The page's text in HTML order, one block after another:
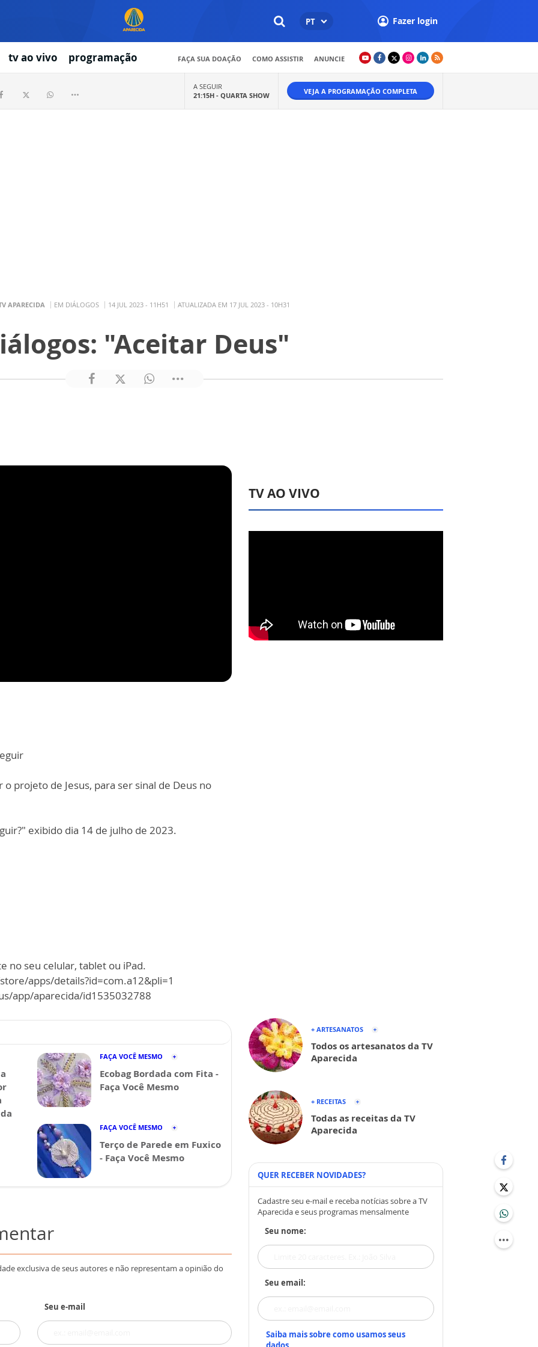
PT Fazer login
tv ao vivo programação FAÇA SUA DOAÇÃO COMO ASSISTIR ANUNCIE
A SEGUIR
21:15H - QUARTA SHOW VEJA A PROGRAMAÇÃO COMPLETA
APARECIDA EM DIÁLOGOS 14 JUL 2023 - 11H51 ATUALIZADA EM 17 JUL 2023 - 10H31
"Aceitar Deus"
projeto de Jesus, para ser sinal de Deus no
exibido dia 14 de julho de 2023.
no seu celular, tablet ou iPad.
apps/details?id=com.a12&pli=1
app/aparecida/id1535032788
FAÇA VOCÊ MESMO
Ecobag Bordada com Fita -
Faça Você Mesmo
FAÇA VOCÊ MESMO
Terço de Parede em Fuxico
- Faça Você Mesmo
exclusiva de seus autores e não representam a opinião do
Seu e-mail
TV AO VIVO
+ ARTESANATOS
Todos os artesanatos da TV
Aparecida
+ RECEITAS
Todas as receitas da TV
Aparecida
QUER RECEBER NOVIDADES?
Cadastre seu e-mail e receba notícias sobre a TV
Aparecida e seus programas mensalmente
Seu nome:
Seu email:
Saiba mais sobre como usamos seus